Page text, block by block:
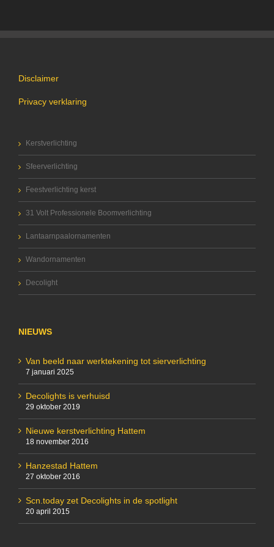
Disclaimer
Privacy verklaring
Kerstverlichting
Sfeerverlichting
Feestverlichting kerst
31 Volt Professionele Boomverlichting
Lantaarnpaalornamenten
Wandornamenten
Decolight
NIEUWS
Van beeld naar werktekening tot sierverlichting
7 januari 2025
Decolights is verhuisd
29 oktober 2019
Nieuwe kerstverlichting Hattem
18 november 2016
Hanzestad Hattem
27 oktober 2016
Scn.today zet Decolights in de spotlight
20 april 2015